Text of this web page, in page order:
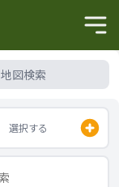
地図検索
選択する